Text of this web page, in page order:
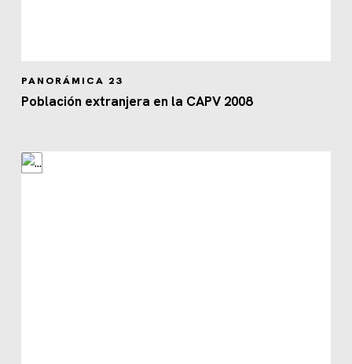
PANORÁMICA 23
Población extranjera en la CAPV 2008